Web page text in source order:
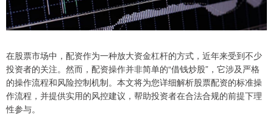
在股票市场中，配资作为一种放大资金杠杆的方式，近年来受到不少
投资者的关注。然而，配资操作并非简单的“借钱炒股”，它涉及严格
的操作流程和风险控制机制。本文将为您详细解析股票配资的标准操
作流程，并提供实用的风控建议，帮助投资者在合法合规的前提下理
性参与。